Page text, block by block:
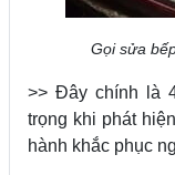
Gọi sửa
>> Đây chính là
trọng khi phát
hành khắc phục